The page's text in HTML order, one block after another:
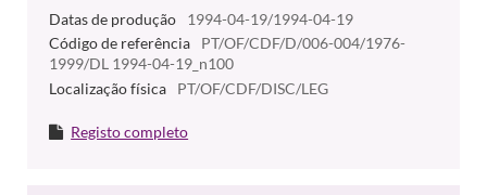
Datas de produção
1994-04-19/1994-04-19
Código de referência
PT/OF/CDF/D/006-004/1976-
1999/DL 1994-04-19_n100
Localização física
PT/OF/CDF/DISC/LEG
Registo completo